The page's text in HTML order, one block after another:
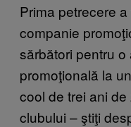
Prima petrecere
companie
sărbători pentru
promoţională la
cool de trei ani
clubului – ştiţi